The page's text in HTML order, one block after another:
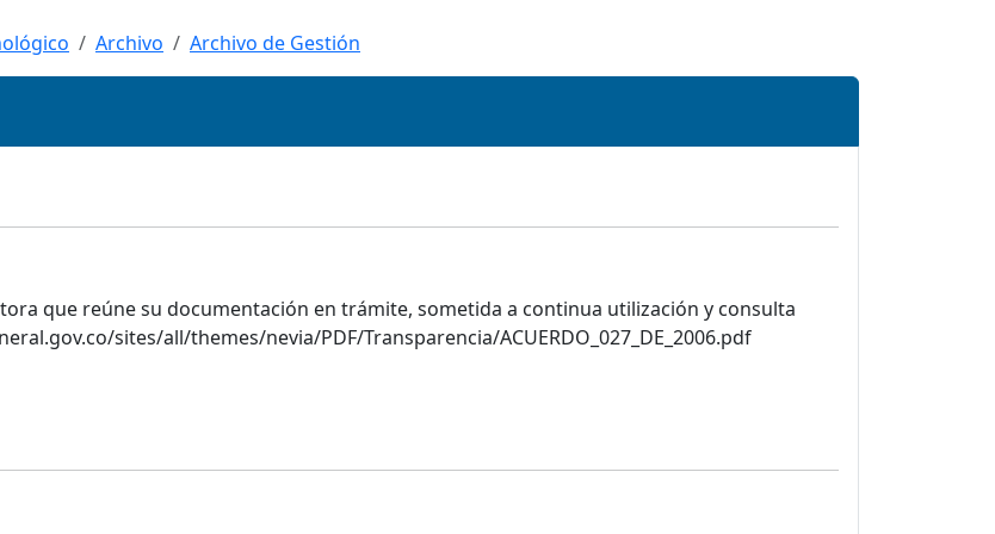
Archivo Archivo de Gestión
que reúne su documentación en trámite, sometida a continua utilización y consulta
sites/all/themes/nevia/PDF/Transparencia/ACUERDO_027_DE_2006.pdf